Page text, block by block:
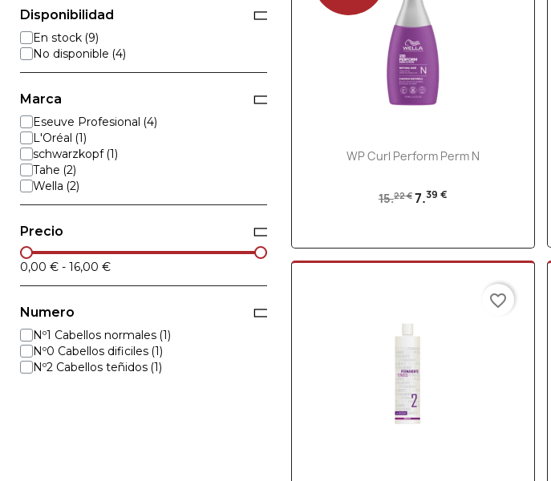
Disponibilidad
En stock
No disponible
Marca
Eseuve Profesional
L'Oréal
schwarzkopf
Tahe
Wella
Precio
0,00 € - 16,00 €
Numero
Nº1 Cabellos normales
Nº0 Cabellos dificiles
Nº2 Cabellos teñidos
Vista rápida
WP Curl Perform Perm N
15.22 € 7.39 €
favorite_border